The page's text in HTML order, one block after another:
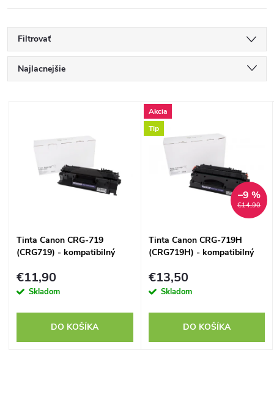
Filtrovať
R
e
p
o
Najlacnejšie
Abecedne
s
p
Tinta Canon CRG-719
(CRG719) - kompatibilný
€11,90
Skladom
DO KOŠÍKA
Akcia
Tip
€14,90
–9 %
Tinta Canon CRG-719H
(CRG719H) - kompatibilný
€13,50
Skladom
DO KOŠÍKA